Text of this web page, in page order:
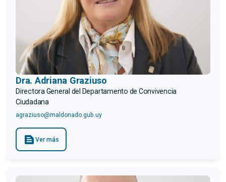
Dra. Adriana Graziuso
Directora General del Departamento de Convivencia
Ciudadana
agraziuso@maldonado.gub.uy
text_snippet Ver más